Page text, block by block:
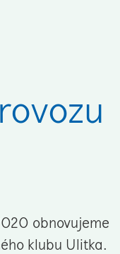
obnovujeme
klubu Ulitka.